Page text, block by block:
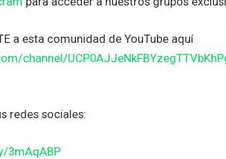
a esta comunidad de YouTube aquí
channel/
redes sociales:
3mAqABP